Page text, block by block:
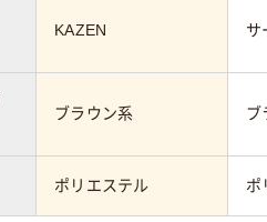
KAZEN サ
ブラウン系 ブ
ポリエステル ポ